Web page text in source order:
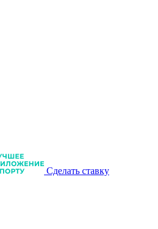
Сделать ставку